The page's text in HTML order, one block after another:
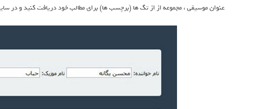
عنوان موسیقی ، مجموعه از از تگ ها (برچسب ها) برای مطالب خود دریافت کنید و در